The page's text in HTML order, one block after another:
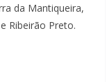
da Mantiqueira,
Ribeirão Preto.